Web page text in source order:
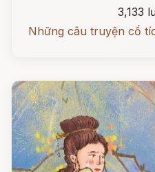
3,133
Những câu truyện cổ